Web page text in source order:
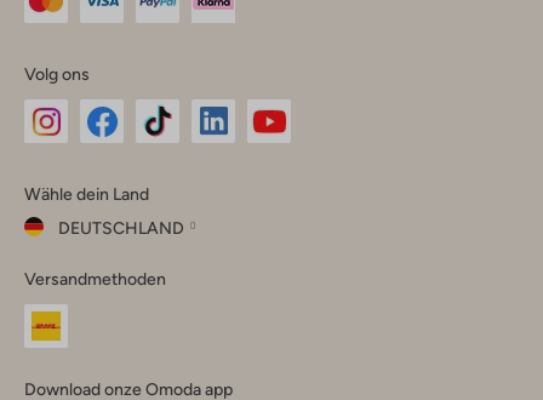
Volg ons
Instagram
Facebook
TikTok
Wähle dein Land
DEUTSCHLAND
dein
Land
Versandmethoden
Download onze Omoda app